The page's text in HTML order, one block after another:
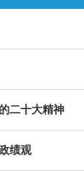
二十大精神
绩观